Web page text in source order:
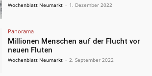
Wochenblatt Neumarkt - 1. Dezember 2022
Panorama
Millionen Menschen auf der Flucht vor
neuen Fluten
Wochenblatt Neumarkt - 2. September 2022